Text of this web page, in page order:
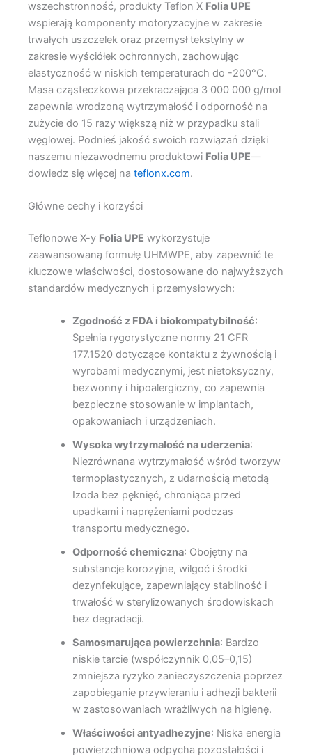
wszechstronność, produkty Teflon X Folia UPE
wspierają komponenty motoryzacyjne w zakresie
trwałych uszczelek oraz przemysł tekstylny w
zakresie wyściółek ochronnych, zachowując
elastyczność w niskich temperaturach do -200°C.
Masa cząsteczkowa przekraczająca 3 000 000 g/mol
zapewnia wrodzoną wytrzymałość i odporność na
zużycie do 15 razy większą niż w przypadku stali
węglowej. Podnieś jakość swoich rozwiązań dzięki
naszemu niezawodnemu produktowi Folia UPE—
dowiedz się więcej na teflonx.com.
Główne cechy i korzyści
Teflonowe X-y Folia UPE wykorzystuje
zaawansowaną formułę UHMWPE, aby zapewnić te
kluczowe właściwości, dostosowane do najwyższych
standardów medycznych i przemysłowych:
Zgodność z FDA i biokompatybilność:
Spełnia rygorystyczne normy 21 CFR
177.1520 dotyczące kontaktu z żywnością i
wyrobami medycznymi, jest nietoksyczny,
bezwonny i hipoalergiczny, co zapewnia
bezpieczne stosowanie w implantach,
opakowaniach i urządzeniach.
Wysoka wytrzymałość na uderzenia:
Niezrównana wytrzymałość wśród tworzyw
termoplastycznych, z udarnością metodą
Izoda bez pęknięć, chroniąca przed
upadkami i naprężeniami podczas
transportu medycznego.
Odporność chemiczna: Obojętny na
substancje korozyjne, wilgoć i środki
dezynfekujące, zapewniający stabilność i
trwałość w sterylizowanych środowiskach
bez degradacji.
Samosmarująca powierzchnia: Bardzo
niskie tarcie (współczynnik 0,05–0,15)
zmniejsza ryzyko zanieczyszczenia poprzez
zapobieganie przywieraniu i adhezji bakterii
w zastosowaniach wrażliwych na higienę.
Właściwości antyadhezyjne: Niska energia
powierzchniowa odpycha pozostałości i